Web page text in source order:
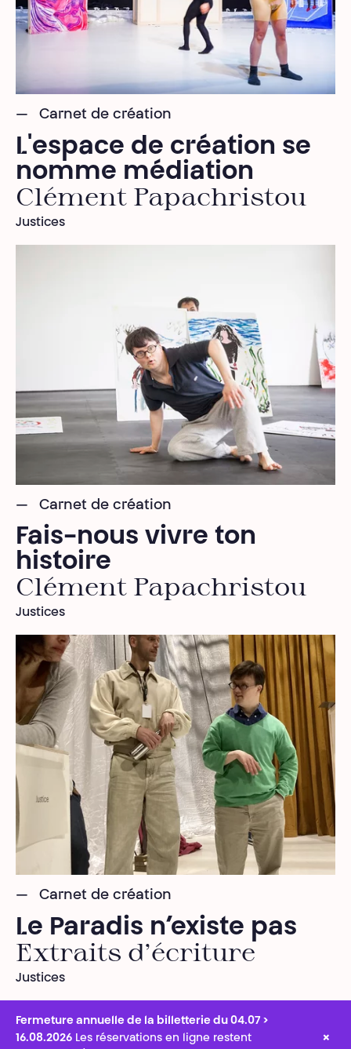
Carnet de création
L'espace de création se
nomme médiation
Clément Papachristou
Justices
Carnet de création
Fais-nous vivre ton
histoire
Clément Papachristou
Justices
Carnet de création
Le Paradis n’existe pas
Extraits d'écriture
Justices
Fermeture annuelle de la billetterie du 04.07 >
16.08.2026 Les réservations en ligne restent
×